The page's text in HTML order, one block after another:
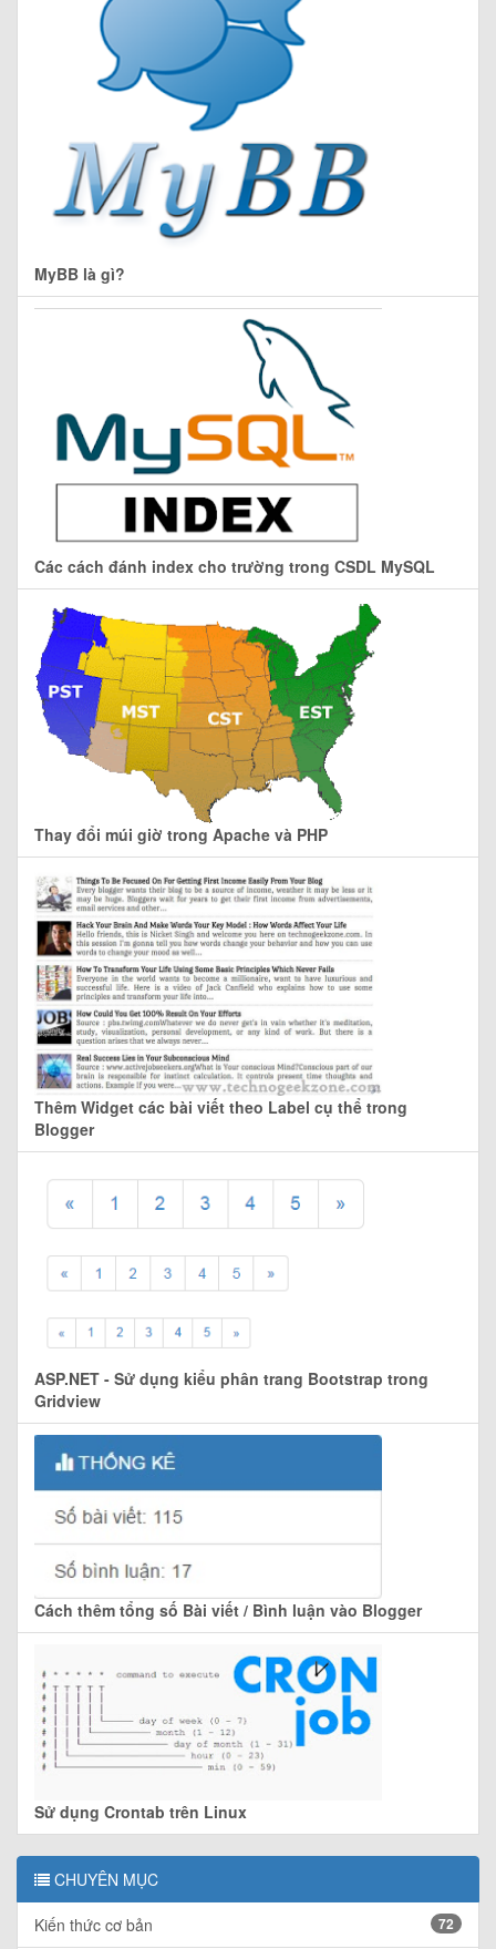
MyBB là gì?
Các cách đánh index cho trường trong CSDL MySQL
Thay đổi múi giờ trong Apache và PHP
Thêm Widget các bài viết theo Label cụ thể trong
Blogger
ASP.NET - Sử dụng kiểu phân trang Bootstrap trong
Gridview
Cách thêm tổng số Bài viết / Bình luận vào Blogger
Sử dụng Crontab trên Linux
CHUYÊN MỤC
Kiến thức cơ bản 72